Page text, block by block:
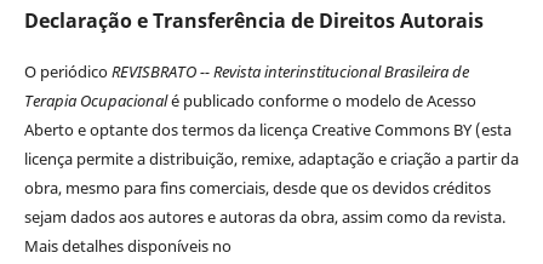
Declaração e Transferência de Direitos Autorais
O periódicoREVISBRATO -- Revista interinstitucional Brasileira de
Terapia Ocupacionalé publicado conforme o modelo de Acesso
Aberto e optante dos termos da licença Creative Commons BY (esta
licença permite a distribuição, remixe, adaptação e criação a partir da
obra, mesmo para fins comerciais, desde que os devidos créditos
sejam dados aos autores e autoras da obra, assim como da revista.
Mais detalhes disponíveis no